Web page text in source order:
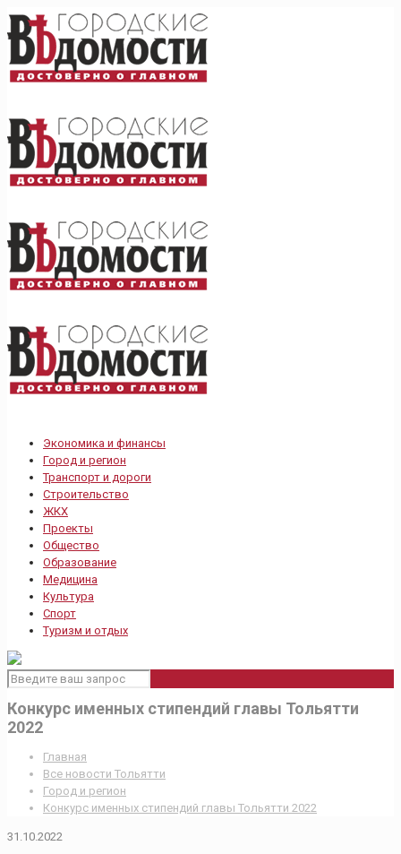
Экономика и финансы
Город и регион
Транспорт и дороги
Строительство
ЖКХ
Проекты
Общество
Образование
Медицина
Культура
Спорт
Туризм и отдых
Конкурс именных стипендий главы Тольятти
2022
Главная
Все новости Тольятти
Город и регион
Конкурс именных стипендий главы Тольятти 2022
31.10.2022